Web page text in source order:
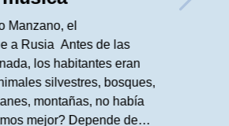
Manzano, el
a Rusia Antes de las
los habitantes eran
silvestres, bosques,
montañas, no había
mejor? Depende de